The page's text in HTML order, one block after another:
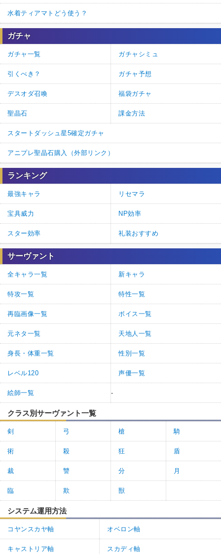
水着ティアマトどう使う？
ガチャ
ガチャ一覧 ガチャシミュ
引くべき？ ガチャ予想
デスオダ召喚 福袋ガチャ
聖晶石 課金方法
スタートダッシュ星5確定ガチャ
アニプレ聖晶石購入（外部リンク）
ランキング
最強キャラ リセマラ
宝具威力 NP効率
スター効率 礼装おすすめ
サーヴァント
全キャラ一覧 新キャラ
特攻一覧 特性一覧
再臨画像一覧 ボイス一覧
元ネタ一覧 天地人一覧
身長・体重一覧 性別一覧
レベル120 声優一覧
絵師一覧 -
クラス別サーヴァント一覧
剣 弓 槍 騎
術 殺 狂 盾
裁 讐 分 月
臨 欺 獣
システム運用方法
コヤンスカヤ軸 オベロン軸
キャストリア軸 スカディ軸